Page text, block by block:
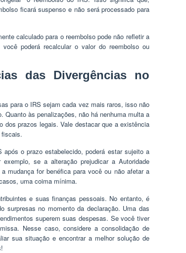
ficará suspenso e não será processado para
calculado para o reembolso pode não refletir a
poderá recalcular o valor do reembolso ou
das Divergências no
para o IRS sejam cada vez mais raros, isso não
às penalizações, não há nenhuma multa a
dos prazos legais. Vale destacar que a existência
fiscais.
o prazo estabelecido, poderá estar sujeito a
se a alteração prejudicar a Autoridade
mudança for benéfica para você ou não afetar a
uma coima mínima.
e suas finanças pessoais. No entanto, é
surpresas no momento da declaração. Uma das
superem suas despesas. Se você tiver
Nesse caso, considere a consolidação de
sua situação e encontrar a melhor solução de